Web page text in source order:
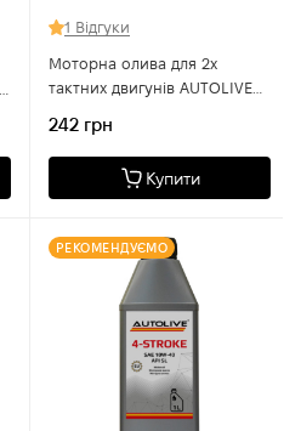
1 Відгуки
Моторна олива для 2х
тактних двигунів AUTOLIVE
242 грн
Купити
РЕКОМЕНДУЄМО